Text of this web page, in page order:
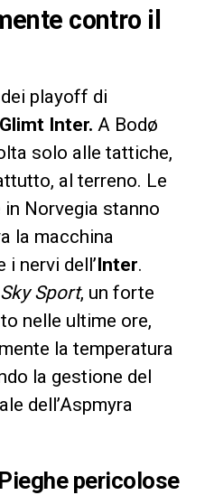
contro il
dei playoff di
Inter. A Bodø
solo alle tattiche,
al terreno. Le
Norvegia stanno
la macchina
nervi dell’Inter.
Sky Sport, un forte
nelle ultime ore,
la temperatura
la gestione del
dell’Aspmyra
pericolose